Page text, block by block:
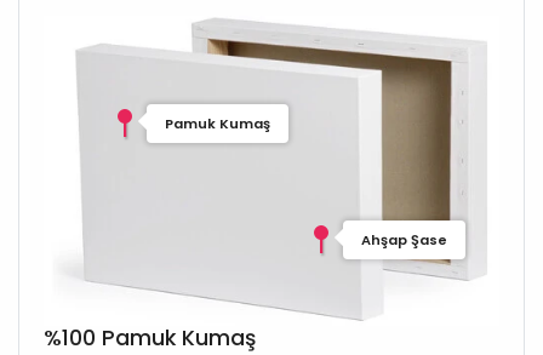
Pamuk Kumaş
Ahşap Şase
%100 Pamuk Kumaş